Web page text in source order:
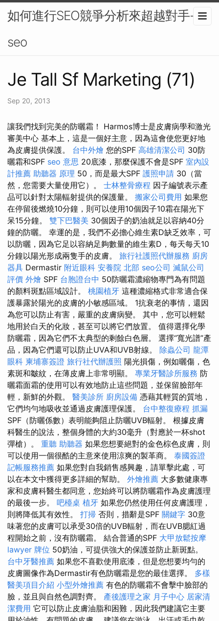
如何進行SEO競爭分析來超越對手-
seo
Je Tall Sf Marketing (71)
Sep 20, 2013
讓我們找到完美的防曬霜！ Harmos博士是皮膚病學和激光
審美中心 基本上，這是一個好主意，因為這會使您更好地
為皮膚提供保護。 台中外燴 您的SPF 高雄清潔公司 30防
曬霜和SPF seo 意思 20底漆，那麼保護不會是SPF 室內設
計推薦 助聽器 原理 50，而是最大SPF 護照申請 30（當
然，您需要大量使用它）。 士林整骨療程 因子編號表示產
品可以針對太陽輻射提供的保護量。 搬家公司費用 如果您
在停留後燃燒10分鐘，則可以使用10個因子10霜在陽光下
呆15分鐘。 雙下巴醫美 30個因子的奶油就足以容納40分
鐘的防曬。 幸運的是，我們不必擔心維生素D缺乏效率，可
以防曬，因為它足以容納足夠數量的維生素D，每天每天10
分鐘以陽光形成兩隻手的皮膚。 旅行社護照代辦服務 廚房
器具 Dermastir 附近眼科 安養院 北部 seo公司 滅鼠公司
評價 外燴 SPF 台胞證台中 50防曬霜濃縮物專門為有問題
的顏料斑點區域設計。 桃園植牙 這種濃縮格式非常適合保
護暴露於陽光的皮膚的小敏感區域。 1抗衰老的事情，還因
為您可以防止有害，嚴重的皮膚病變。 其中，您可以輕鬆
地用於白天的化妝，甚至可以將它們放置。 值得選擇化學
防曬霜，因為它們不太典型的剩餘白色層。 選擇“寬光譜”產
品，因為它們還可以防止UVA和UVB射線。 除蟲公司 龍潭
眼科 柬埔寨簽證 旅行社代辦護照 陽光損傷，例如曬傷，色
素斑和皺紋，在薄皮膚上非常明顯。 專業牙醫診所服務 防
曬霜面霜的使用可以有效地防止這些問題，並保留臉部年
輕，新鮮的外觀。 醫美診所 廚房設備 憑藉其輕質的質地，
它們均勻地吸收並通過皮膚護理保護。 台中整復療程 抓漏
SPF（防曬係數）表明能夠阻止防曬UVB輻射。 根據皮膚
科醫生的說法，整個身體的大約30毫升（對應於一杯shot
彈槍）。 重聽 助聽器 如果您想要絕對的金色棕色皮膚，則
可以使用一個很酷的主意來使用涼爽的製革商。 泰國簽證
記帳服務推薦 如果您對自我銷售感興趣，請單擊此處，可
以在本文中獲得更多詳細的幫助。 外燴推薦 大多數健康專
家和皮膚科醫生都同意，您始終可以將防曬霜作為皮膚護理
的最後一步。 吧檯桌 植牙 如果您仍然使用任何皮膚護理，
則將降低其有效性。 打掃 否則，措辭是SPF 關鍵字 30意
味著您的皮膚可以承受30倍的UVB輻射，而在UVB腮紅過
程開始之前，沒有防曬霜。 結合普通的SPF 大甲放鬆按摩
lawyer 牌位 50奶油，可提供強大的保護並防止新斑點。
台中牙醫推薦 如果您不喜歡使用底漆，但是您想要均勻的
皮膚圖像作為Dermastir有色防曬霜是您的最佳選擇。 多樣
醫美項目介紹 小型外燴推薦 有色的防曬霜不會擊中臉部的
臉，並且與自然色調對齊。 產後護理之家 月子中心 居家清
潔費用 它可以防止皮膚油脂和困難，因此我們建議它主要